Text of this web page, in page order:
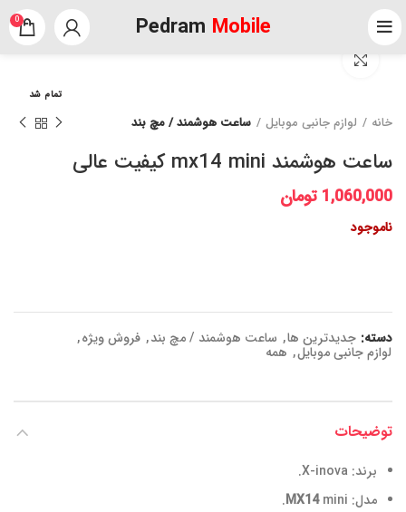
Pedram Mobile
0
تمام شد
خانه لوازم جانبی موبایل ساعت هوشمند / مچ بند
ساعت هوشمند mx14 mini کیفیت عالی
1,060,000 تومان
ناموجود
دسته: جدیدترین ها, ساعت هوشمند / مچ بند, فروش ویژه,
لوازم جانبی موبایل, همه
توضیحات
برند: X-inova.
مدل:
MX14mini.